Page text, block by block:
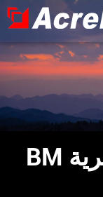
BM سلسلة إشارة تناظرية